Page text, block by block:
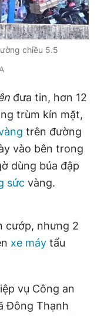
cáo
404
soạn Chính sách bảo
ngày 24.3.2020
Niên. Cấm sao
chiều 5.5
đưa tin, hơn 12
trùm kín mặt,
trên đường
vào bên trong
dùng búa đập
sức vàng.
cướp, nhưng 2
xe máy tẩu
vụ Công an
Đông Thạnh